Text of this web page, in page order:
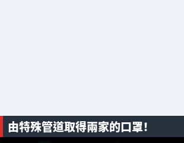
由特殊管道取得兩家的口罩！